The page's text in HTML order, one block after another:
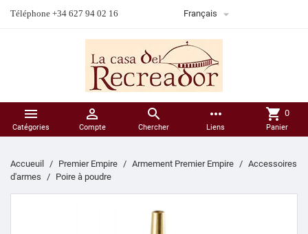
Téléphone +34 627 94 02 16 Français 

Catégories

Compte

Chercher
more_horiz
Liens
shopping_cart 0
Panier
Accueuil Premier Empire Armement Premier Empire
Accessoires
d'armes
Poire à poudre